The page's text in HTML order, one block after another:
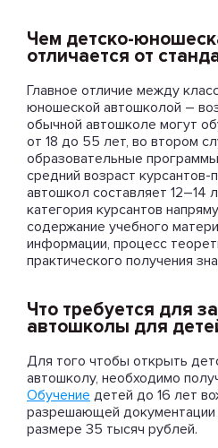
Чем детско-
отличается от
Главное отличие между
юношеской автошколой –
обычной автошколе могут
от 18 до 55 лет, во втором
образовательные
средний возраст
автошкол составляет 12–14
категория курсантов
содержание учебного
информации, процесс
практического получения
Что требуется для
автошколы для
Для того чтобы открыть
автошколу, необходимо
Обучение детей до 16 лет
разрешающей
размере 35 тысяч рублей.